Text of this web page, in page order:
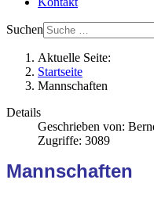
Suchen
Aktuelle Seite:
Startseite
Mannschaften
Details
Geschrieben von:
Zugriffe: 3089
Mannschaften